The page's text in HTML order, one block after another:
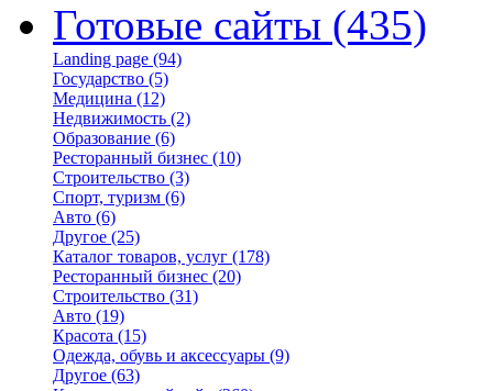
Готовые сайты (435)
Landing page (94)
Государство (5)
Медицина (12)
Недвижимость (2)
Образование (6)
Ресторанный бизнес (10)
Строительство (3)
Спорт, туризм (6)
Авто (6)
Другое (25)
Каталог товаров, услуг (178)
Ресторанный бизнес (20)
Строительство (31)
Авто (19)
Красота (15)
Одежда, обувь и аксессуары (9)
Другое (63)